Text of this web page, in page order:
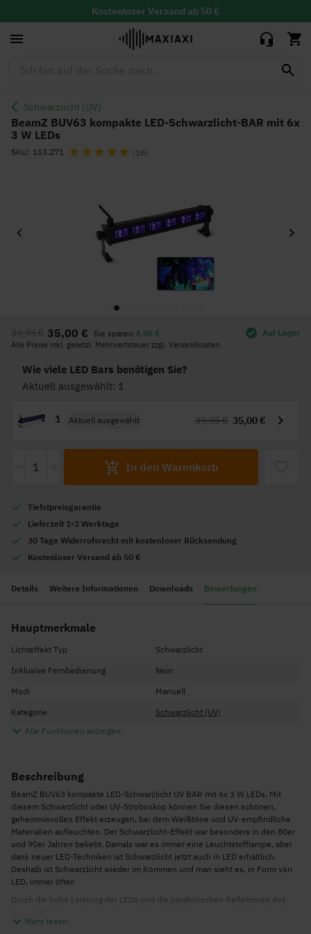
30 Tage Widerrufsrecht mitkostenloser Rücksendung
Lieferzeit: 1-2 Werktage
Schwarzlicht (UV)
BAR mit 6x 3 W
BeamZ BUV63 kompakte LED-Schwarzlicht-BAR mit 6x
3 W LEDs
SKU 153.271 Bewertung: (18)
35,00 €
39,95 € Sie sparen 4,95 €
Alle Preise inkl. gesetzl. Mehrwertsteuer zzgl. Versandkosten.
Wie viele LED Bars benötigen Sie?
Aktuell ausgewählt: 1
1 Aktuell ausgewählt 35,00 €
39,95 €
In den Warenkorb
Auf Lager
Tiefstpreisgarantie
Lieferzeit 1-2 Werktage
30 Tage Widerrufsrecht mit kostenloser Rücksendung
Kostenloser Versand ab 50 €
Bildgalerie
der
Bildgalerie
springen
Details Weitere Informationen Downloads Bewertungen
Beschreibung
BeamZ BUV63 kompakte LED-Schwarzlicht UV BAR mit 6x 3 W LEDs. Mit
diesem Schwarzlicht oder UV-Stroboskop können Sie diesen schönen,
geheimnisvollen Effekt erzeugen, bei dem Weißtöne und UV-empfindliche
Materialien aufleuchten. Der Schwarzlicht-Effekt war besonders in den 80er
und 90er Jahren beliebt. Damals war es immer eine Leuchtstofflampe, aber
dank neuer LED-Techniken ist Schwarzlicht jetzt auch in LED erhältlich.
Deshalb ist Schwarzlicht wieder im Kommen und man sieht es, in Form von
LED, immer öfter.
Durch die hohe Leistung der LEDs und die parabolischen Reflektoren des
Gehäuse sorgt dafür, dass diese Schwarzlicht-UV-BAR BUV63 sowohl für die
Mehr lesen
Hauptmerkmale
Lichteffekt Typ
Schwarzlicht
Inklusive Fernbedienung
Nein
Modi
Manuell
Kategorie
Schwarzlicht (UV)
Alle Funktionen anzeigen